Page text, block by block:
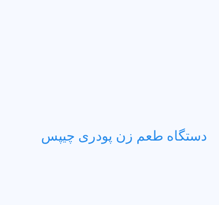
دستگاه طعم زن پودری چیپس